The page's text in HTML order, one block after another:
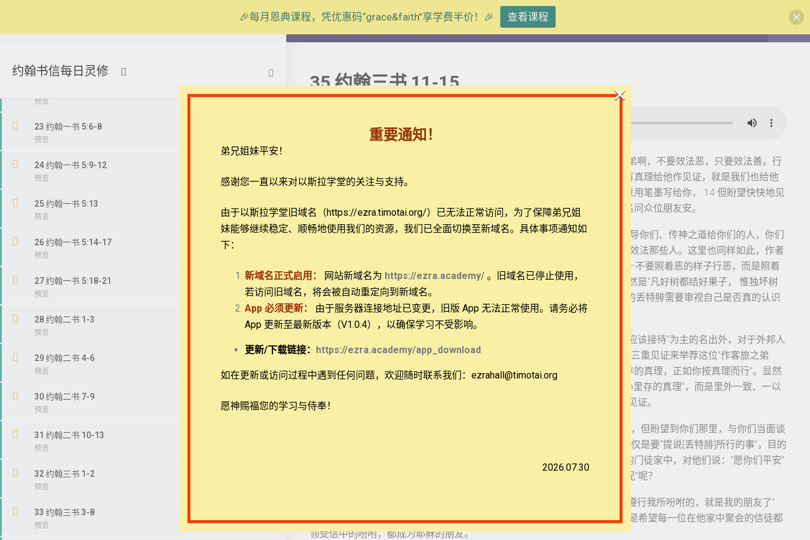
【西罗亚池灵修】约翰书信
约翰书信每日灵修
23 约翰一书 5:6-8
24 约翰一书 5:9-12
25 约翰一书 5:13
26 约翰一书 5:14-17
27 约翰一书 5:18-21
28 约翰二书 1-3
29 约翰二书 4-6
30 约翰二书 7-9
31 约翰二书 10-13
32 约翰三书 1-2
33 约翰三书 3-8
35 约翰三书 11-15
弟兄姐妹平安。我们今天一起来思想的经文是约翰三书11-15，11 亲爱的兄弟啊，不要效法恶，只要效法善。行
善的属乎神，行恶的未曾见过神。 12 低米丢行善，有众人给他作见证，又有真理给他作见证，就是我们也给他
作见证。你也知道我们的见证是真的。 13 我原有许多事要写给你，却不愿意用笔墨写给你， 14 但盼望快快地见
你，我们就当面谈论。 15 愿你平安。众位朋友都问你安。请你替我按着姓名问众位朋友安。
一般而言，“效法”的对象是人，但也有以抽象的概念作为宾语，比如“ 从前引导你们、传神之道给你们的人，你们
要想念他们，效法他们的信心”（希伯来书13:7），意思是在信心上，你们要效法那些人。这里也同样如此，作者
鼓励或许受到“好为首的丢特腓”之影响的该犹，“不要效法恶，只要效法善”——不要照着恶的样子行恶，而是照着
善的样子行善。虽然使徒约翰没有直接将丢特腓归类为敌基督的群体，但既然是“凡好树都结好果子， 惟独坏树
结坏果子”（马太福音7:17），作者足以总结说“行恶的未曾见过神”，即作恶的丢特腓需要审视自己是否真的认识
神。
与行恶的丢特腓相比，低米丢就是该犹所当效法的善。作者在前文鼓励读者应该接待“为主的名出外，对于外邦人
一无所取”的人。很可能低米丢是使徒约翰的信使，为了鼓励该犹接待，用了三重见证来举荐这位“作客旅之弟
兄”：众人、真理和我们。作者曾经在前文就该犹说，“有弟兄来证明你心里存的真理，正如你按真理而行”。显然
低米丢得到的见证是更高的级别：不是“有弟兄”，而是所有的“众人”；不是“心里存的真理”，而是里外一致、一以
贯之地活出真理；不是使徒约翰听闻该犹的见证，乃是他亲身经历为低米丢见证。
作者在约翰二书结尾也说“我还有许多事要写给你们，却不愿意用纸墨写出来，但盼望到你们那里，与你们当面谈
论，使你们的喜乐满足”，同样地，接近生命尾声的他希望来看望该犹，不仅仅是要“提说[丢特腓]所行的事”，目的
是如最后的问候一样，“愿你平安”。复活后的耶稣进入因为恐惧而房门紧闭的门徒家中，对他们说：“愿你们平安”
（约翰福音20:19），该犹会是因为什么而关闭家门、不愿接待“作客旅之弟兄”呢？
最后，作者以“朋友”来称呼信徒，将读者带回逾越节的夜晚，耶稣说“你们若遵行我所吩咐的，就是我的朋友了”
（约翰福音15:14）。当使徒约翰请该犹“替我按着姓名问众位朋友安”时，则是希望每一位在他家中聚会的信徒都
领受信中的吩咐，都成为耶稣的朋友。
团体报名及课程定制咨询：ezrahall@timotai.org
退换政策
隐私策略
常见问题 联系我们
重要通知！
弟兄姐妹平安！
感谢您一直以来对以斯拉学堂的关注与支持。
由于以斯拉学堂旧域名（https://ezra.timotai.org/）已无法正常访问， 为了保障弟兄姐
妹能够继续稳定、顺畅地使用我们的资源，我们已全面切换至新域名。具体事项通知如
下：
新域名正式启用： 网站新域名为 https://ezra.academy/ 。旧域名已停止使用，
若访问旧域名，将会被自动重定向到新域名。
App 必须更新：
由于服务器连接地址已变更，旧版 App 无法正常使用。请务必将
App 更新至最新版本（V1.0.4），以确保学习不受影响。
更新/下载链接： https://ezra.academy/app_download
如在更新或访问过程中遇到任何问题，欢迎随时联系我们：ezrahall@timotai.org
愿神赐福您的学习与侍奉！
2026.07.30
×
🎉每月恩典课程，凭优惠码“grace&faith”享学费半价！🎉 查看课程